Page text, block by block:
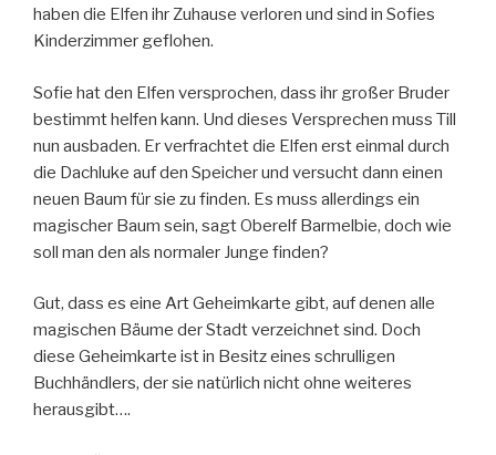
haben die Elfen ihr Zuhause verloren und sind in Sofies
Kinderzimmer geflohen.
Sofie hat den Elfen versprochen, dass ihr großer Bruder
bestimmt helfen kann. Und dieses Versprechen muss Till
nun ausbaden. Er verfrachtet die Elfen erst einmal durch
die Dachluke auf den Speicher und versucht dann einen
neuen Baum für sie zu finden. Es muss allerdings ein
magischer Baum sein, sagt Oberelf Barmelbie, doch wie
soll man den als normaler Junge finden?
Gut, dass es eine Art Geheimkarte gibt, auf denen alle
magischen Bäume der Stadt verzeichnet sind. Doch
diese Geheimkarte ist in Besitz eines schrulligen
Buchhändlers, der sie natürlich nicht ohne weiteres
herausgibt….